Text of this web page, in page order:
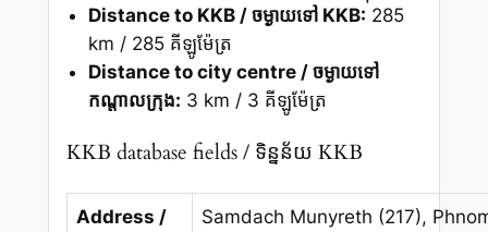
Distance to KKB / ចម្ងាយទៅ KKB: 285
km / 285 គីឡូម៉ែត្រ
Distance to city centre / ចម្ងាយទៅ
កណ្ដាលក្រុង: 3 km / 3 គីឡូម៉ែត្រ
KKB database fields / ទិន្នន័យ KKB
Address /
Samdach Munyreth (217),